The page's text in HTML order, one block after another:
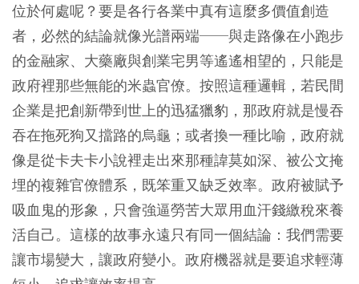
位於何處呢？要是各行各業中真有這麼多價值創造
者，必然的結論就像光譜兩端──與走路像在小跑步
的金融家、大藥廠與創業宅男等遙遙相望的，只能是
政府裡那些無能的米蟲官僚。按照這種邏輯，若民間
企業是把創新帶到世上的迅猛獵豹，那政府就是慢吞
吞在拖死狗又擋路的烏龜；或者換一種比喻，政府就
像是從卡夫卡小說裡走出來那種諱莫如深、被公文掩
埋的複雜官僚體系，既笨重又缺乏效率。政府被賦予
吸血鬼的形象，只會強逼勞苦大眾用血汗錢繳稅來養
活自己。這樣的故事永遠只有同一個結論：我們需要
讓市場變大，讓政府變小。政府機器就是要追求輕薄